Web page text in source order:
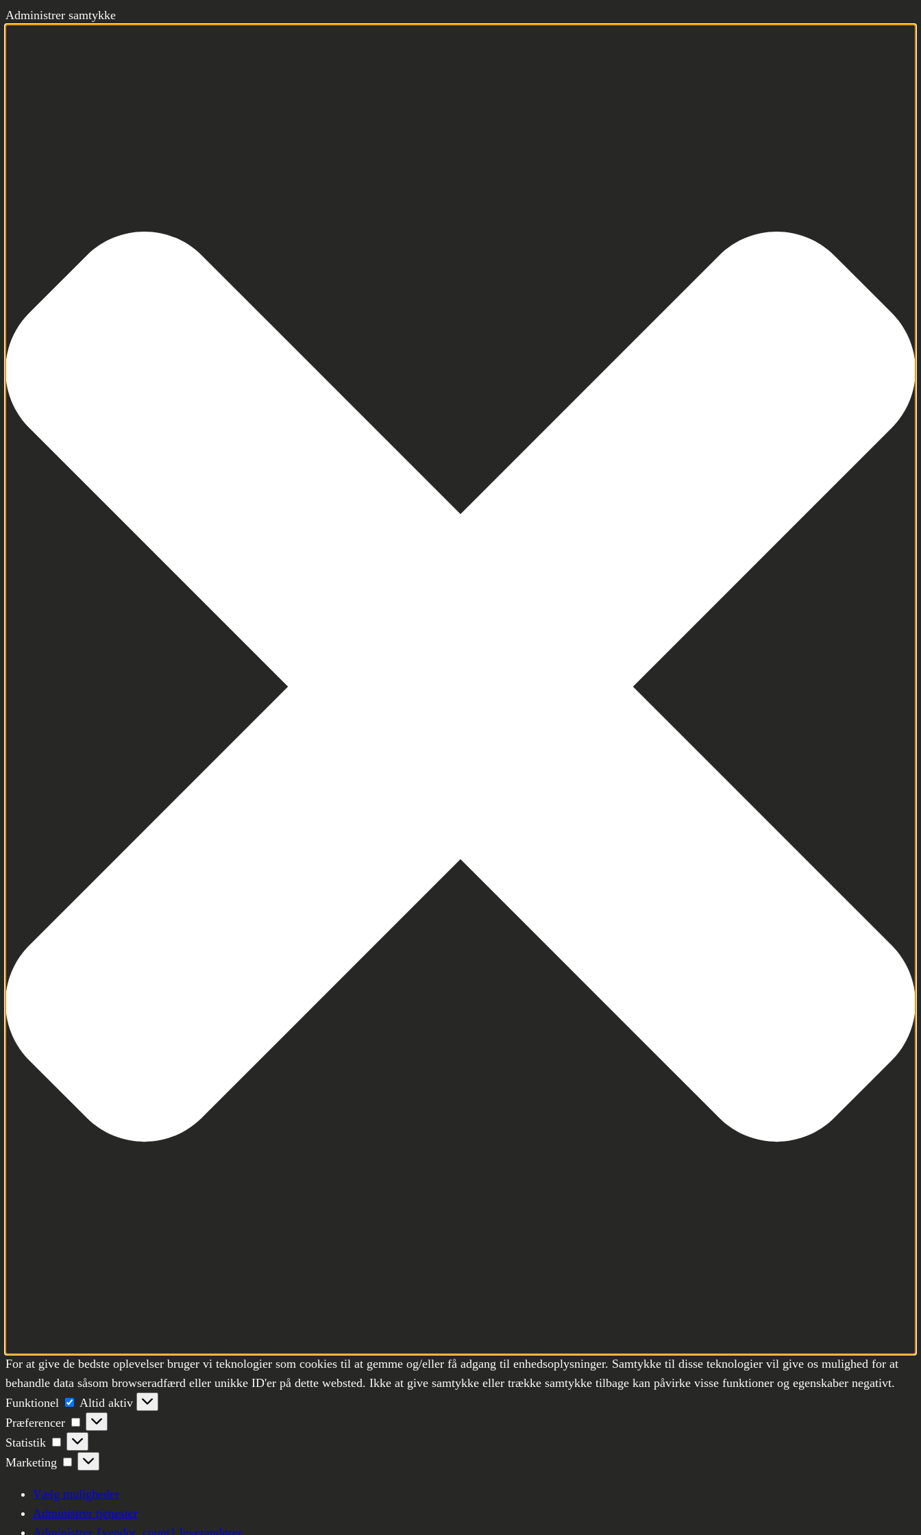
Administrer samtykke
For at give de bedste oplevelser bruger vi teknologier som cookies til at gemme og/eller få adgang til enhedsoplysninger. Samtykke til disse teknologier vil give os mulighed for at
behandle data såsom browseradfærd eller unikke ID'er på dette websted. Ikke at give samtykke eller trække samtykke tilbage kan påvirke visse funktioner og egenskaber negativt.
Funktionel
Funktionel
Altid aktiv
Præferencer
Præferencer
Statistik
Statistik
Marketing
Marketing
Vælg muligheder
Administrer tjenester
Administrer {vendor_count} leverandører